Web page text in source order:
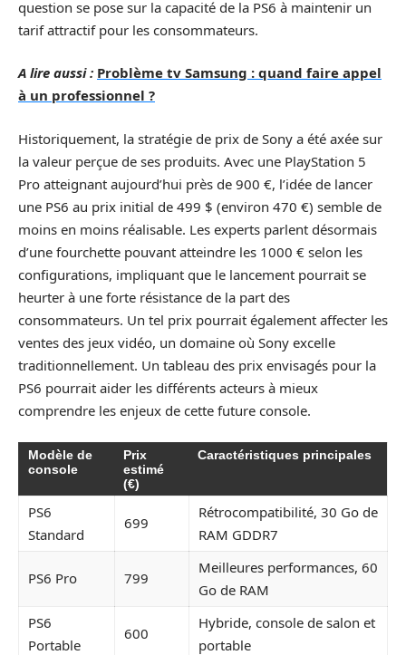
question se pose sur la capacité de la PS6 à maintenir un
tarif attractif pour les consommateurs.
A lire aussi : Problème tv Samsung : quand faire appel
à un professionnel ?
Historiquement, la stratégie de prix de Sony a été axée sur
la valeur perçue de ses produits. Avec une PlayStation 5
Pro atteignant aujourd’hui près de 900 €, l’idée de lancer
une PS6 au prix initial de 499 $ (environ 470 €) semble de
moins en moins réalisable. Les experts parlent désormais
d’une fourchette pouvant atteindre les 1000 € selon les
configurations, impliquant que le lancement pourrait se
heurter à une forte résistance de la part des
consommateurs. Un tel prix pourrait également affecter les
ventes des jeux vidéo, un domaine où Sony excelle
traditionnellement. Un tableau des prix envisagés pour la
PS6 pourrait aider les différents acteurs à mieux
comprendre les enjeux de cette future console.
Modèle de
console
Prix
estimé
(€)
Caractéristiques principales
PS6
Standard
699
Rétrocompatibilité, 30 Go de
RAM GDDR7
PS6 Pro 799
Meilleures performances, 60
Go de RAM
PS6
Portable
600
Hybride, console de salon et
portable